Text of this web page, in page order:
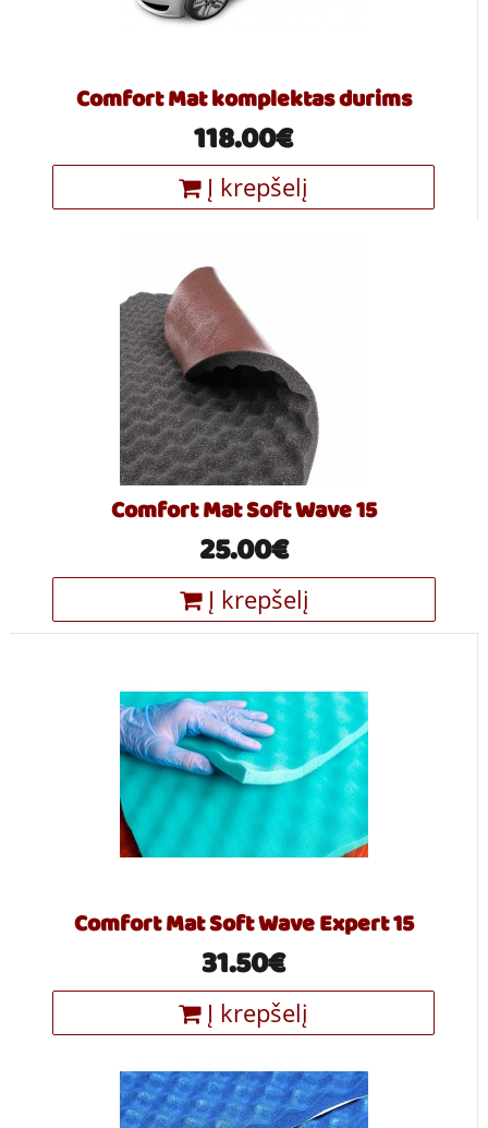
Comfort Mat komplektas durims
118.00€
Į krepšelį
Comfort Mat Soft Wave 15
25.00€
Į krepšelį
Comfort Mat Soft Wave Expert 15
31.50€
Į krepšelį